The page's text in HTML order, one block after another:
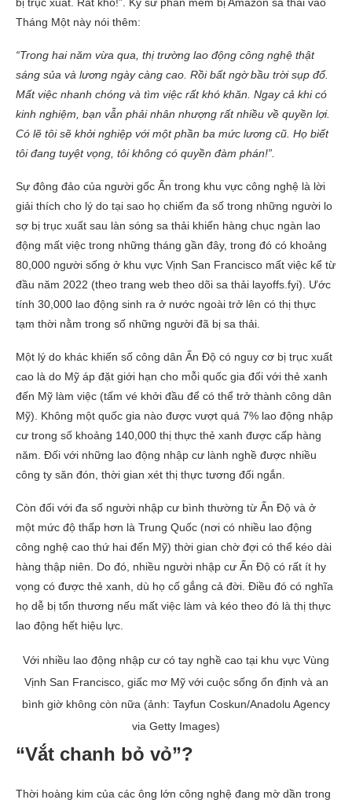
Tháng Một này nói thêm:
“Trong hai năm vừa qua, thị trường lao động công nghệ thật
sáng sủa và lương ngày càng cao. Rồi bất ngờ bầu trời sụp đổ.
Mất việc nhanh chóng và tìm việc rất khó khăn. Ngay cả khi có
kinh nghiệm, bạn vẫn phải nhân nhượng rất nhiều về quyền lợi.
Có lẽ tôi sẽ khởi nghiệp với một phần ba mức lương cũ. Họ biết
tôi đang tuyệt vọng, tôi không có quyền đàm phán!”.
Sự đông đảo của người gốc Ấn trong khu vực công nghệ là lời
giải thích cho lý do tại sao họ chiếm đa số trong những người lo
sợ bị trục xuất sau làn sóng sa thải khiến hàng chục ngàn lao
động mất việc trong những tháng gần đây, trong đó có khoảng
80,000 người sống ở khu vực Vịnh San Francisco mất việc kể từ
đầu năm 2022 (theo trang web theo dõi sa thải layoffs.fyi). Ước
tính 30,000 lao động sinh ra ở nước ngoài trở lên có thị thực
tạm thời nằm trong số những người đã bị sa thải.
Một lý do khác khiến số công dân Ấn Độ có nguy cơ bị trục xuất
cao là do Mỹ áp đặt giới hạn cho mỗi quốc gia đối với thẻ xanh
đến Mỹ làm việc (tấm vé khởi đầu để có thể trở thành công dân
Mỹ). Không một quốc gia nào được vượt quá 7% lao động nhập
cư trong số khoảng 140,000 thị thực thẻ xanh được cấp hàng
năm. Đối với những lao động nhập cư lành nghề được nhiều
công ty săn đón, thời gian xét thị thực tương đối ngắn.
Còn đối với đa số người nhập cư bình thường từ Ấn Độ và ở
một mức độ thấp hơn là Trung Quốc (nơi có nhiều lao động
công nghệ cao thứ hai đến Mỹ) thời gian chờ đợi có thể kéo dài
hàng thập niên. Do đó, nhiều người nhập cư Ấn Độ có rất ít hy
vọng có được thẻ xanh, dù họ cố gắng cả đời. Điều đó có nghĩa
họ dễ bị tổn thương nếu mất việc làm và kéo theo đó là thị thực
lao động hết hiệu lực.
Với nhiều lao động nhập cư có tay nghề cao tại khu vực Vùng
Vịnh San Francisco, giấc mơ Mỹ với cuộc sống ổn định và an
bình giờ không còn nữa (ảnh: Tayfun Coskun/Anadolu Agency
via Getty Images)
“Vắt chanh bỏ vỏ”?
Thời hoàng kim của các ông lớn công nghệ đang mờ dần trong